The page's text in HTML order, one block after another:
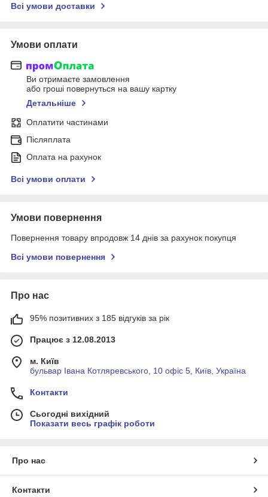
Всі умови доставки
Умови оплати
Ви отримаєте замовлення
або гроші повернуться на вашу картку
Детальніше
Оплатити частинами
Післяплата
Оплата на рахунок
Всі умови оплати
Умови повернення
Повернення товару впродовж 14 днів за рахунок покупця
Всі умови повернення
Про нас
95% позитивних з 185 відгуків за рік
Працює з 12.08.2013
м. Київ
бульвар Івана Котляревського, 10 офіс 5, Київ, Україна
Контакти
Сьогодні вихідний
Показати весь графік роботи
Про нас
Контакти